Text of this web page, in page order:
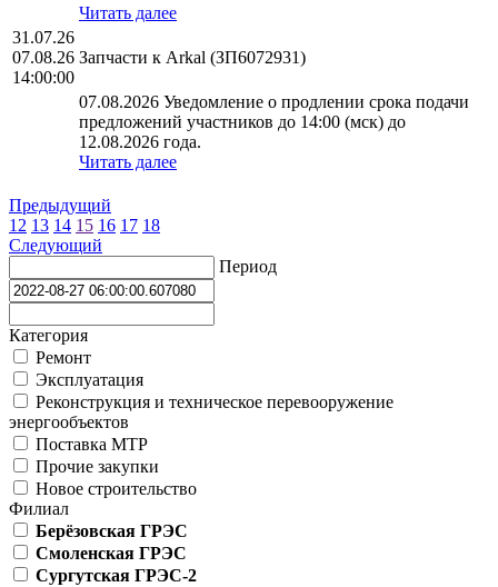
Читать далее
31.07.26
07.08.26
14:00:00
Запчасти к Arkal (ЗП6072931)
07.08.2026 Уведомление о продлении срока подачи
предложений участников до 14:00 (мск) до
12.08.2026 года.
Читать далее
Предыдущий
12 13 14 15 16 17 18
Следующий
Период
Категория
Ремонт
Эксплуатация
Реконструкция и техническое перевооружение
энергообъектов
Поставка МТР
Прочие закупки
Новое строительство
Филиал
Берёзовская ГРЭС
Смоленская ГРЭС
Сургутская ГРЭС-2